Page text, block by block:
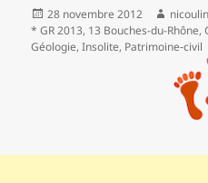
Publié
le
28 novembre 2012 Auteur
* GR 2013, 13 Bouches-du-Rhône,
Géologie,Insolite, Patrimoine‑civil